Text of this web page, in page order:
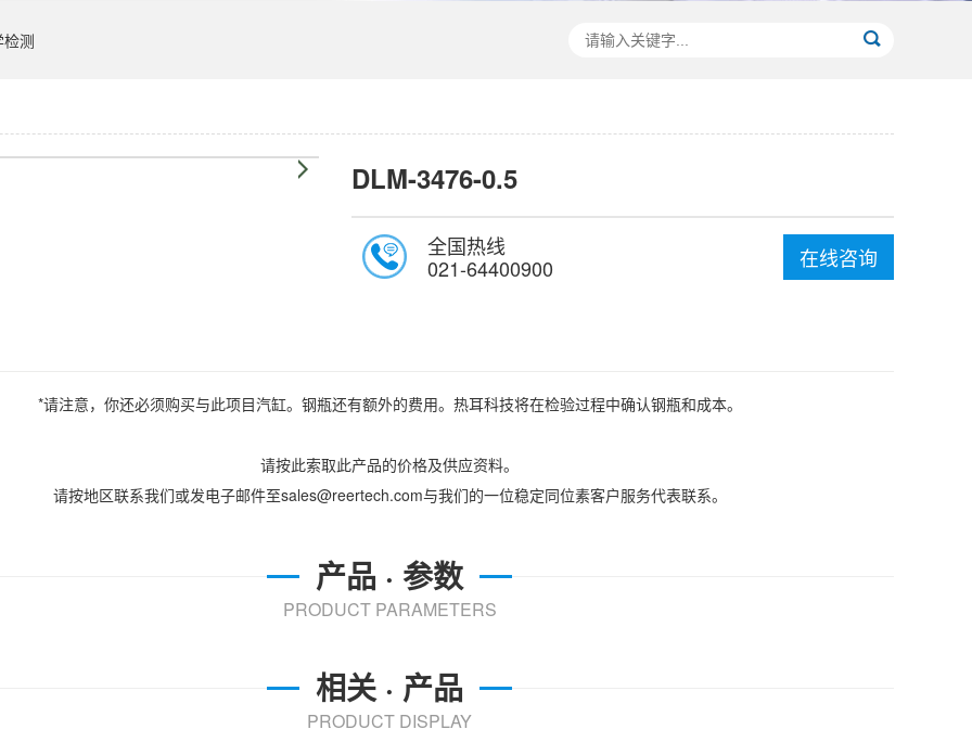
测
DLM-3476-0.5
在线咨询
全国热线
021-64400900
*请注意，你还必须购买与此项目汽缸。钢瓶还有额外的费用。热耳科技将在检验过程中确认钢瓶和成本。
请按此索取此产品的价格及供应资料。
请按地区联系我们或发电子邮件至sales@reertech.com与我们的一位稳定同位素客户服务代表联系。
产品 · 参数
PRODUCT PARAMETERS
相关 · 产品
PRODUCT DISPLAY